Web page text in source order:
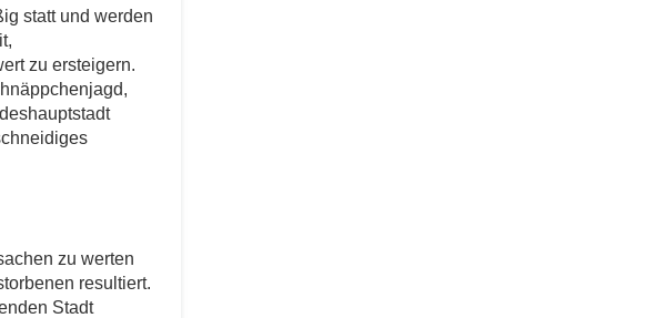
statt und werden
zu ersteigern.
zu werten
resultiert.
Stadt